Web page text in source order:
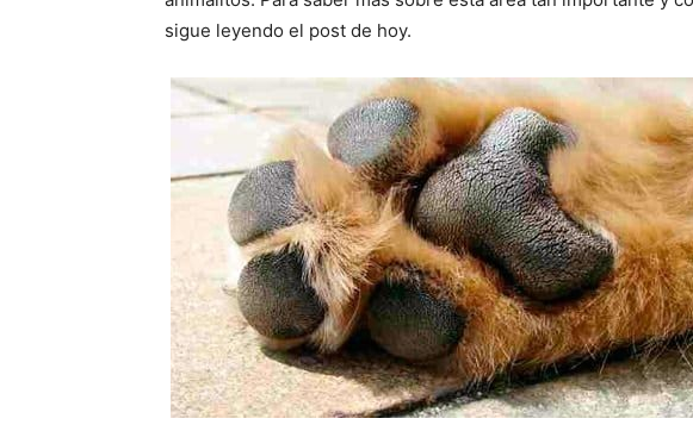
sigue leyendo el post de hoy.